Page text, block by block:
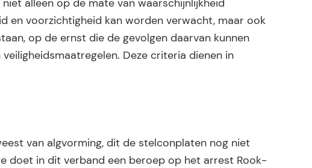
alleen op de mate van waarschijnlijkheid
en voorzichtigheid kan worden verwacht, maar ook
op de ernst die de gevolgen daarvan kunnen
Deze criteria dienen in
van algvorming, dit de stelconplaten nog niet
doet in dit verband een beroep op het arrest Rook-